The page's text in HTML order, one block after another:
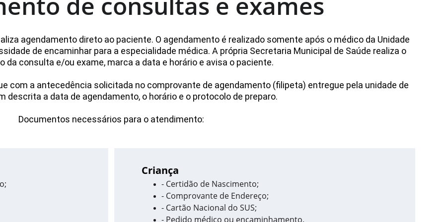
agendamento direto ao paciente. O agendamento é realizado somente após o médico da Unidade
de encaminhar para a especialidade médica. A própria Secretaria Municipal de Saúde realiza o
da consulta e/ou exame, marca a data e horário e avisa o paciente.
com a antecedência solicitada no comprovante de agendamento (filipeta) entregue pela unidade de
descrita a data de agendamento, o horário e o protocolo de preparo.
Documentos necessários para o atendimento:
Criança
- Certidão de Nascimento;
- Comprovante de Endereço;
- Cartão Nacional do SUS;
- Pedido médico ou encaminhamento.